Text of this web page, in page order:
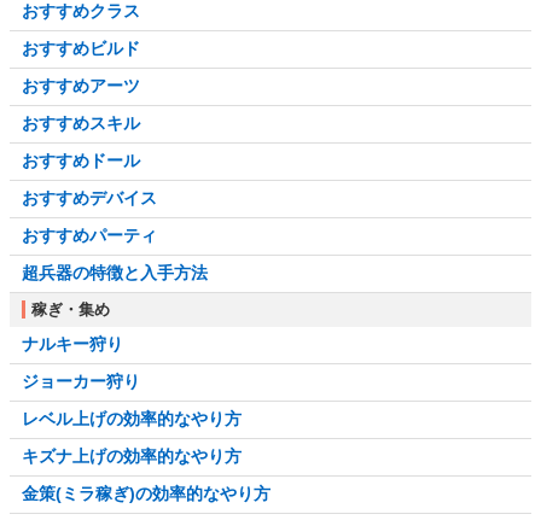
おすすめクラス
おすすめビルド
おすすめアーツ
おすすめスキル
おすすめドール
おすすめデバイス
おすすめパーティ
超兵器の特徴と入手方法
稼ぎ・集め
ナルキー狩り
ジョーカー狩り
レベル上げの効率的なやり方
キズナ上げの効率的なやり方
金策(ミラ稼ぎ)の効率的なやり方